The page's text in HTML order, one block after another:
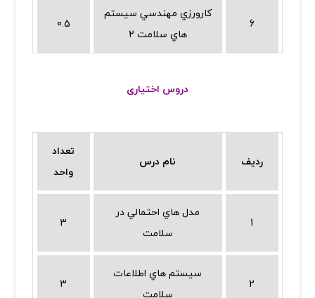
6
كارورزي مهندسي سيستم
هاي سلامت 2
0.5
دروس اختیاری
ردیف نام درس
تعداد
واحد
1
مدل هاي احتمالي در
سلامت
3
2
سيستم هاي اطلاعات
سلامت
3